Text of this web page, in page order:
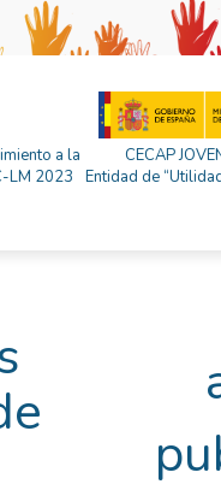
a la
LM 2023
CECAP
Entidad de